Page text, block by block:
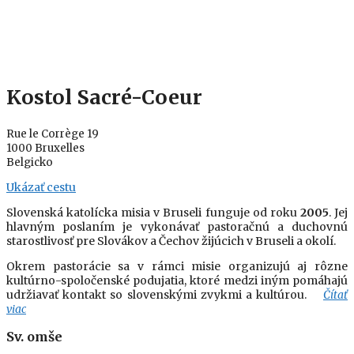
Kostol Sacré-Coeur
Rue le Corrège 19
1000 Bruxelles
Belgicko
Ukázať cestu
Slovenská katolícka misia v Bruseli funguje od roku 2005. Jej
hlavným poslaním je vykonávať pastoračnú a duchovnú
starostlivosť pre Slovákov a Čechov žijúcich v Bruseli a okolí.
Okrem pastorácie sa v rámci misie organizujú aj rôzne
kultúrno-spoločenské podujatia, ktoré medzi iným pomáhajú
udržiavať kontakt so slovenskými zvykmi a kultúrou. Čítať
viac
Sv. omše